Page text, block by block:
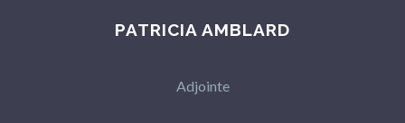
PATRICIA AMBLARD
Adjointe